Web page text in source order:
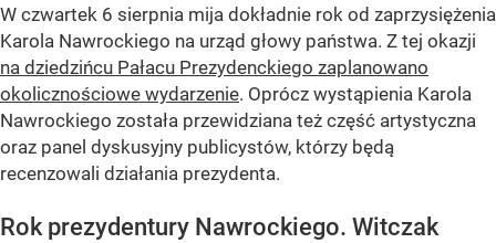
W czwartek 6 sierpnia mija dokładnie rok od zaprzysiężenia
Karola Nawrockiego na urząd głowy państwa. Z tej okazji
na dziedzińcu Pałacu Prezydenckiego zaplanowano
okolicznościowe wydarzenie. Oprócz wystąpienia Karola
Nawrockiego została przewidziana też część artystyczna
oraz panel dyskusyjny publicystów, którzy będą
recenzowali działania prezydenta.
Rok prezydentury Nawrockiego. Witczak